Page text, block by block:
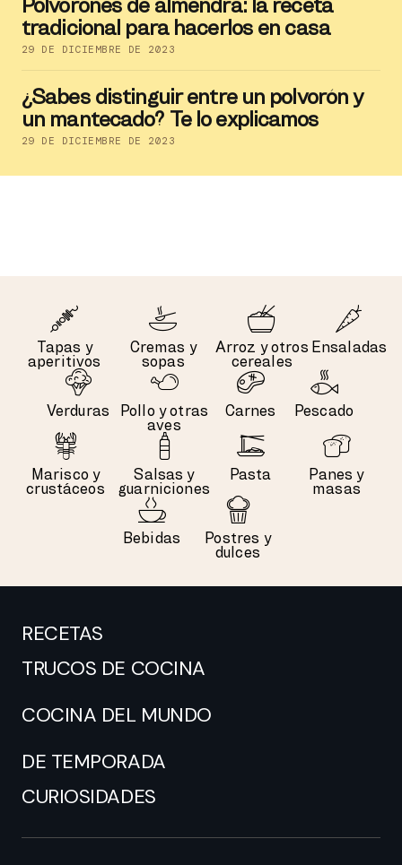
Polvorones de almendra: la receta
tradicional para hacerlos en casa
29 DE DICIEMBRE DE 2023
¿Sabes distinguir entre un polvorón y
un mantecado? Te lo explicamos
29 DE DICIEMBRE DE 2023
Tapas y
aperitivos
Cremas y
sopas
Arroz y otros
cereales
Ensaladas
Verduras
Pollo y otras
aves
Carnes Pescado
Marisco y
crustáceos
Salsas y
guarniciones
Pasta
Panes y
masas
Bebidas
Postres y
dulces
RECETAS
TRUCOS DE COCINA
COCINA DEL MUNDO
DE TEMPORADA
CURIOSIDADES